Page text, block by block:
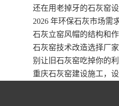
还在用老掉牙的石灰窑
2026 年环保石灰市场需
石灰立窑风帽的结构和
石灰窑技术改造选择厂
别让旧石灰窑吃掉你的
重庆石灰窑建设施工，